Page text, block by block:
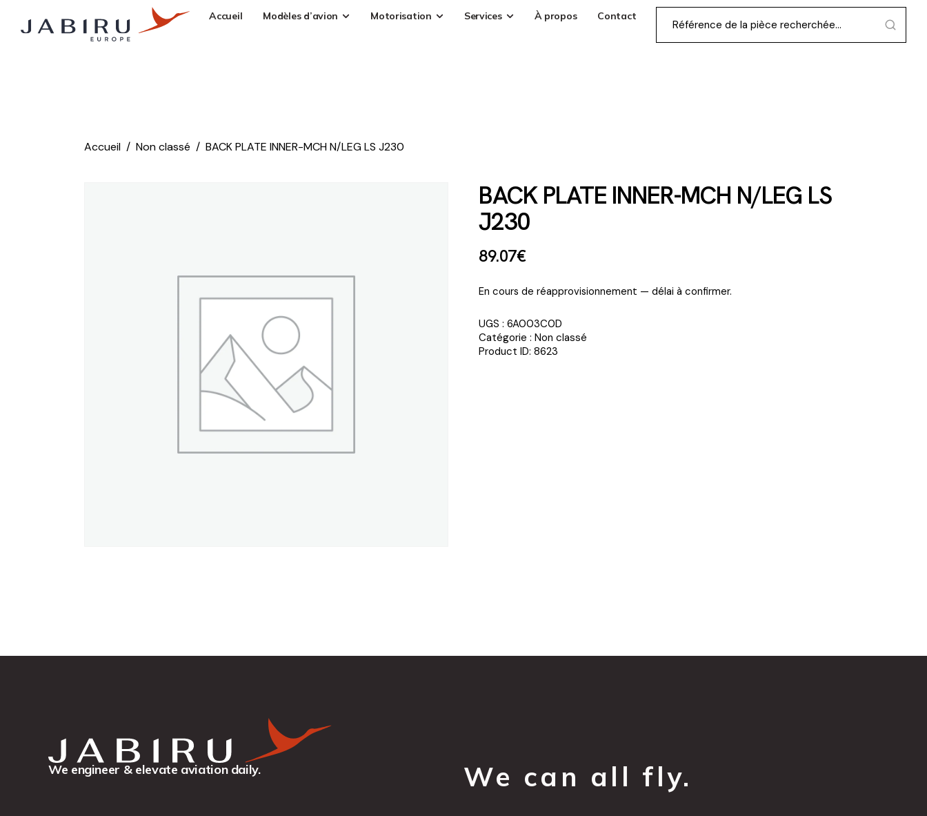
Accueil Modèles d’avion Motorisation Services À propos Contact
Accueil Non classé BACK PLATE INNER-MCH N/LEG LS J230
BACK PLATE INNER-MCH N/LEG LS
J230
89.07€
En cours de réapprovisionnement — délai à confirmer.
UGS : 6A003C0D
Catégorie : Non classé
Product ID: 8623
We engineer & elevate aviation daily. We can all fly.